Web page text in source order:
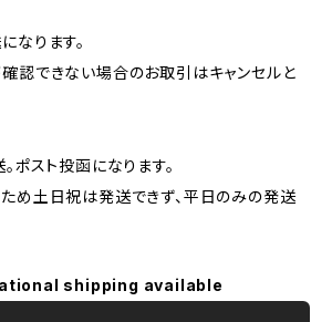
なります。
認できない場合のお取引はキャンセルと
ポスト投函になります。
め土日祝は発送できず、平日のみの発送
shipping available